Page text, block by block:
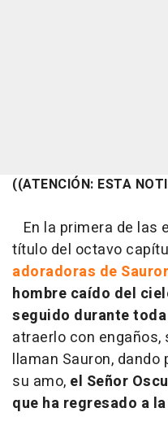
((ATENCIÓN: ESTA
En la primera de las
título del octavo
adoradoras de
hombre caído del
seguido durante
atraerlo con
llaman Sauron,
su amo, el Señor
que ha regresado a